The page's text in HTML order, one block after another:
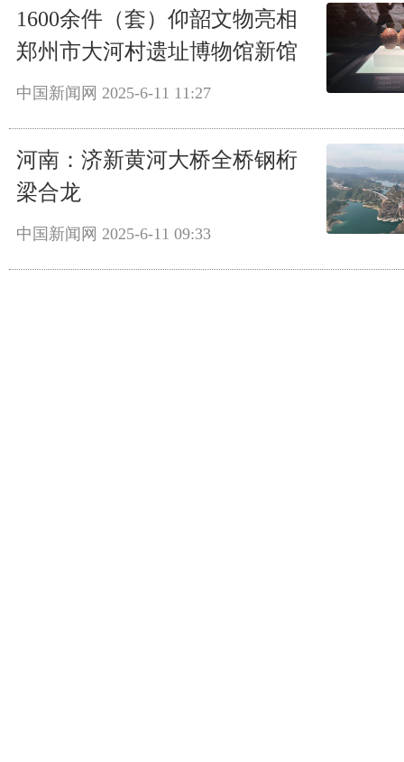
1600余件（套）仰韶文物亮相
郑州市大河村遗址博物馆新馆
中国新闻网 2025-6-11 11:27
河南：济新黄河大桥全桥钢桁
梁合龙
中国新闻网 2025-6-11 09:33